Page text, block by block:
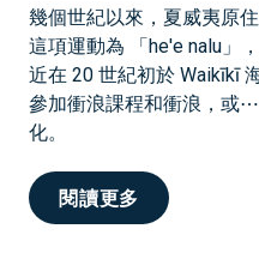
I
O
N
C
幾個世紀以來，夏威夷原
這項運動為 「he'e nalu」
近在 20 世紀初於 Waikīkī
參加衝浪課程和衝浪，或
化。
閱讀更多
威